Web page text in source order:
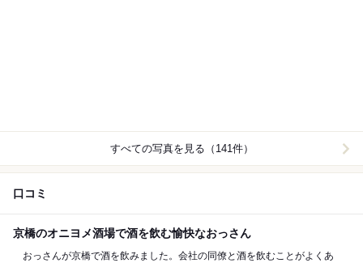
すべての写真を見る（141件）
口コミ
京橋のオニヨメ酒場で酒を飲む愉快なおっさん
おっさんが京橋で酒を飲みました。会社の同僚と酒を飲むことがよくあ